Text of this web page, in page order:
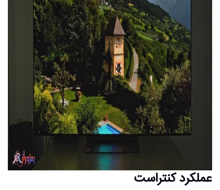
عملکرد کنتراست